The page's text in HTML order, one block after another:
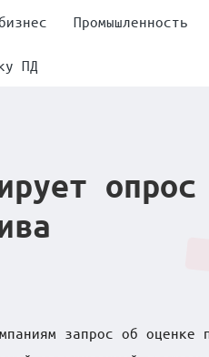
Промышленность
ПД
запрос об